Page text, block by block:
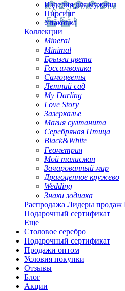
Изделия для мужчин
Пирсинг
Упаковка
Коллекции
Mineral
Minimal
Брызги цвета
Госсимволика
Самоцветы
Летний сад
My Darling
Love Story
Зазеркалье
Магия султанита
Серебряная Птица
Black&White
Геометрия
Мой талисман
Зачарованный мир
Драгоценное кружево
Wedding
Знаки зодиака
Распродажа Лидеры продаж
Подарочный сертификат
Еще
Столовое серебро
Подарочный сертификат
Продажи оптом
Условия покупки
Отзывы
Блог
Акции